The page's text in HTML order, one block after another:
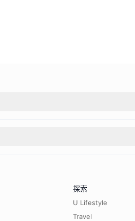
探索
U Lifestyle
Travel